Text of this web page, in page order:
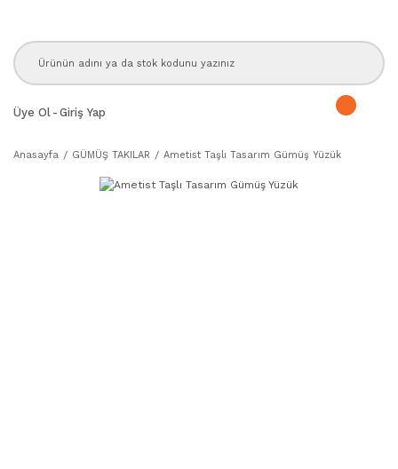
Üye Ol - Giriş Yap
Anasayfa GÜMÜŞ TAKILAR Ametist Taşlı Tasarım Gümüş Yüzük